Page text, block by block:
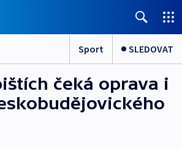
Sport SLEDOVAT
čeká oprava i